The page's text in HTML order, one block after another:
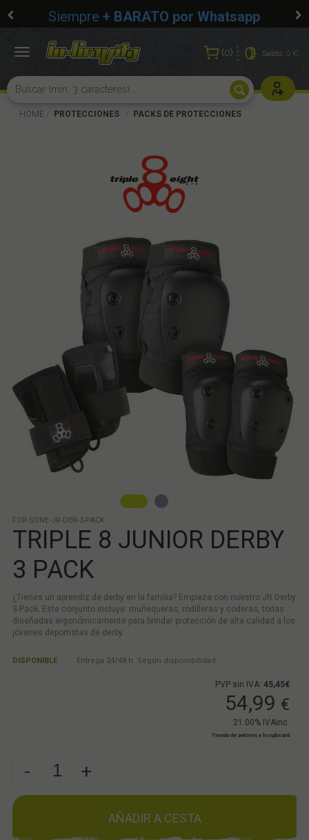
Siempre + BARATO por Whatsapp
0 Saldo:0 €
Usuarios
Toggle
HOME PROTECCIONES PACKS DE PROTECCIONES
FOR-SONE-JR-DER-3-PACK
TRIPLE 8 JUNIOR DERBY
3 PACK
¿Tienes un aprendiz de derby en la familia? Empieza con nuestro JR Derby
3-Pack. Este conjunto incluye: muñequeras, rodilleras y coderas, todas
diseñadas ergonómicamente para brindar protección de alta calidad a los
jóvenes deportistas de derby.
DISPONIBLE Entrega 24/48 h. Según disponibilidad.
PVP sin IVA:45,45€
54,99 €
21.00% IVAinc.
Tienda de patines y longboard
- +
AÑADIR A CESTA